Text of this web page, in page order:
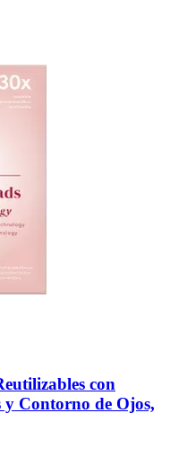
con
y Contorno de Ojos,